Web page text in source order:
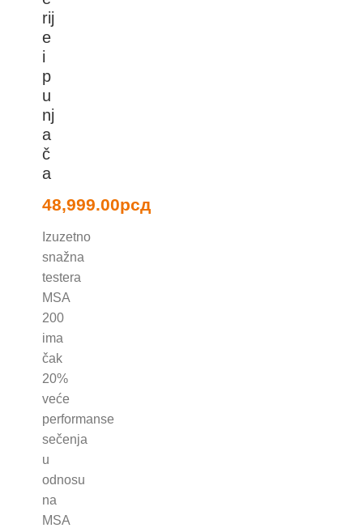
rij
e
i
p
u
nj
a
č
a
48,999.00рсд
Izuzetno
snažna
testera
MSA
200
ima
čak
20%
veće
performanse
sečenja
u
odnosu
na
MSA